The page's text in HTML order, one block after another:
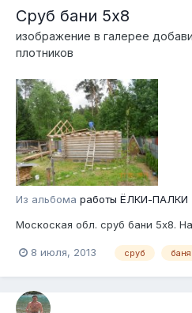
Сруб бани 5х8
изображение в галерее
плотников
Из альбома работы ЁЛКИ-ПАЛКИ
Москоская обл. сруб бани 5х8.
8 июля, 2013 сруб баня